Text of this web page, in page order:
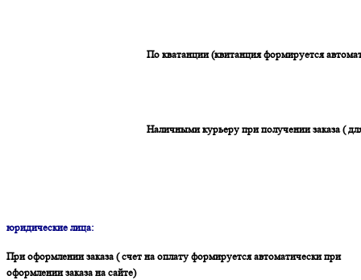
По кватанции (квитанция формируется
Наличными курьеру при получении заказа (
юридические лица:
При оформлении заказа ( счет на оплату формируется автоматически при
оформлении заказа на сайте)